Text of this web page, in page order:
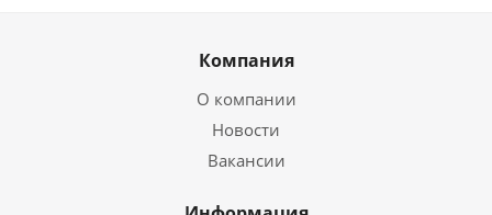
Компания
О компании
Новости
Вакансии